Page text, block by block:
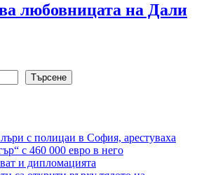
любовницата на Дали
Търсене
с полицаи в София, арестуваха
с 460 000 евро в него
и дипломацията